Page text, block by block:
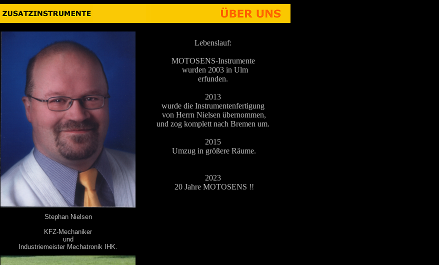
Lebenslauf:
MOTOSENS-Instrumente
wurden 2003 in Ulm
erfunden.
2013
wurde die Instrumentenfertigung
von Herrn Nielsen übernommen,
und zog komplett nach Bremen um.
2015
Umzug in größere Räume.
2023
20 Jahre MOTOSENS !!
Stephan Nielsen
KFZ-Mechaniker
und
Industriemeister Mechatronik IHK.